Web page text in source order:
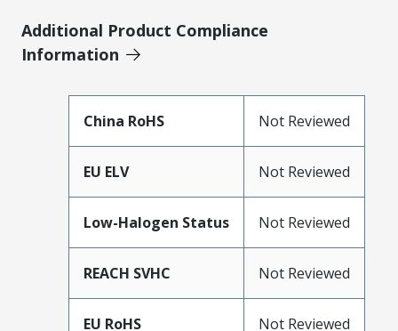
Additional Product Compliance
Information
China RoHS Not Reviewed
EU ELV Not Reviewed
Low-Halogen Status Not Reviewed
REACH SVHC Not Reviewed
EU RoHS Not Reviewed